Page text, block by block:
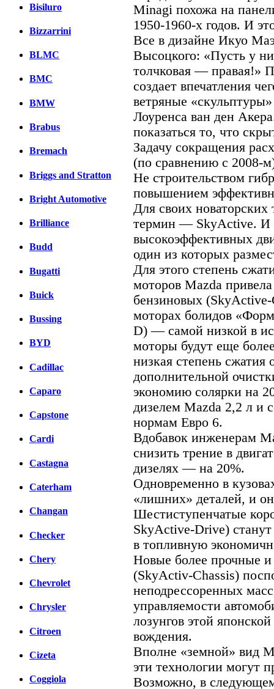
Bisiluro
Bizzarrini
BLMC
BMC
BMW
Brabus
Bremach
Briggs and Stratton
Bright Automotive
Brilliance
Budd
Bugatti
Buick
Bussing
BYD
Cadillac
Caparo
Capstone
Cardi
Castagna
Caterham
Changan
Checker
Chery
Chevrolet
Chrysler
Citroen
Cizeta
Coggiola
Minagi похожа на
1950-1960-х годов. И
Все в дизайне Икуо
Высоцкого: «Пусть у
толчковая — правая!»
создает впечатления
ветряные
Лоуренса ван ден
показаться то, что
Задачу сокращения
(по сравнению с 2008-
Не строительством
повышением
Для своих
термин — SkyActive. И
высокоэффективных
один из которых
Для этого степень
моторов Mazda
бензиновых
моторах болидов
D) — самой низкой в
моторы будут еще
низкая степень сжатия
дополнительной
экономию солярки на
дизелем Mazda 2,2 л и
нормам Евро 6.
Вдобавок инженерам
снизить трение в
дизелях — на 20%.
Одновременно в
«лишних» деталей, и
Шестиступенчатые
SkyActive-Drive)
в топливную
Новые более прочные и
(SkyActiv-Chassis)
неподрессоренных
управляемости
лозунгов этой
вождения.
Вполне «земной» вид
эти технологии могут
Возможно, в